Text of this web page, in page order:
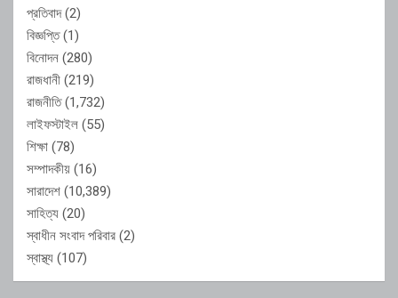
প্রতিবাদ(2)
বিজ্ঞপ্তি(1)
বিনোদন (280)
রাজধানী (219)
রাজনীতি(1,732)
লাইফস্টাইল (55)
শিক্ষা (78)
সম্পাদকীয় (16)
সারাদেশ (10,389)
সাহিত্য (20)
স্বাধীন সংবাদ পরিবার (2)
স্বাস্থ্য (107)